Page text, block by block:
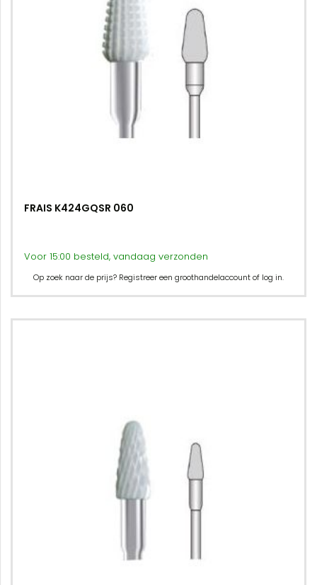
FRAIS K424GQSR 060
Voor 15:00 besteld, vandaag verzonden
Op zoek naar de prijs? Registreer een groothandelaccount of log in.